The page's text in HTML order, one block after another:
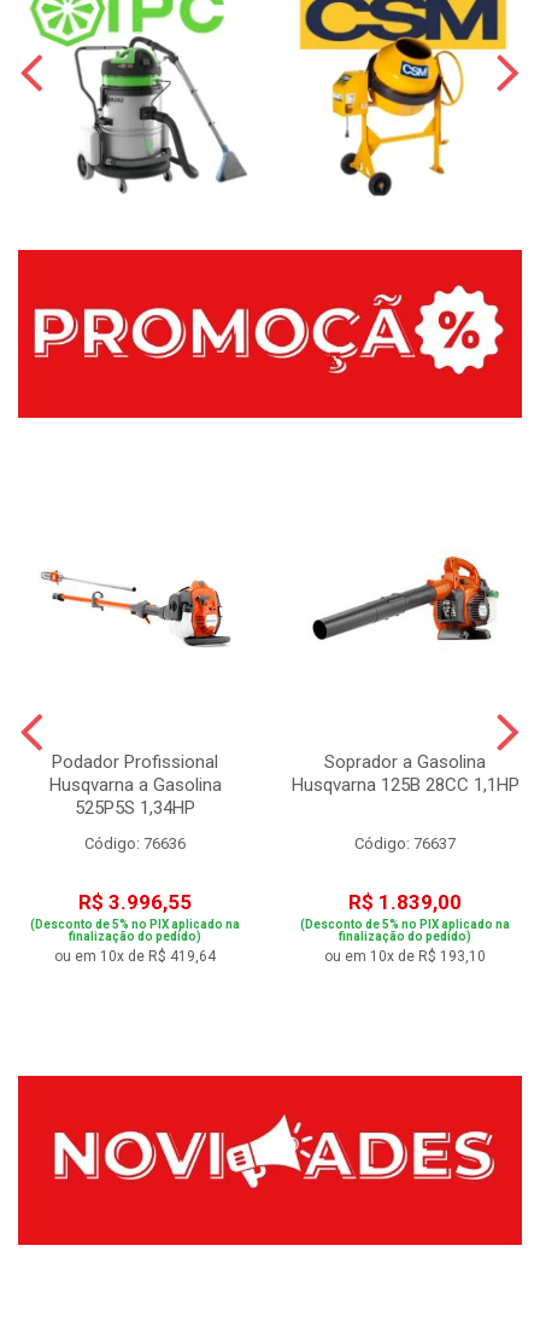
Podador Profissional
Husqvarna a Gasolina
525P5S 1,34HP
Código: 76636
R$ 3.996,55
(Desconto de 5% no PIX aplicado na
finalização do pedido)
ou em 10x de R$ 419,64
Soprador a Gasolina
Husqvarna 125B 28CC 1,1HP
Código: 76637
R$ 1.839,00
(Desconto de 5% no PIX aplicado na
finalização do pedido)
ou em 10x de R$ 193,10